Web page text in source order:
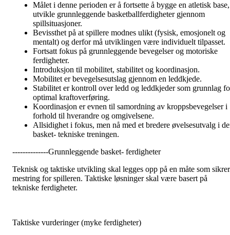
Målet i denne perioden er å fortsette å bygge en atletisk base,
utvikle grunnleggende basketballferdigheter gjennom
spillsituasjoner.
Bevissthet på at spillere modnes ulikt (fysisk, emosjonelt og
mentalt) og derfor må utviklingen være individuelt tilpasset.
Fortsatt fokus på grunnleggende bevegelser og motoriske
ferdigheter.
Introduksjon til mobilitet, stabilitet og koordinasjon.
Mobilitet er bevegelsesutslag gjennom en leddkjede.
Stabilitet er kontroll over ledd og leddkjeder som grunnlag
optimal kraftoverføring.
Koordinasjon er evnen til samordning av kroppsbevegelser i
forhold til hverandre og omgivelsene.
Allsidighet i fokus, men nå med et bredere øvelsesutvalg i
basket- tekniske treningen.
--------------Grunnleggende basket- ferdigheter
Teknisk og taktiske utvikling skal legges opp på en måte som sikrer
mestring for spilleren. Taktiske løsninger skal være basert på
tekniske ferdigheter.
Taktiske vurderinger (myke ferdigheter)